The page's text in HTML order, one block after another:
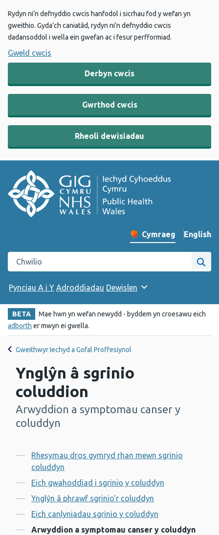
Rydyn ni’n defnyddio cwcis hanfodol i sicrhau fod y wefan yn
gweithio. Gyda’ch caniatâd, rydyn ni’n defnyddio cwcis
dadansoddol i wella ein gwefan ac i fesur perfformiad.
Gweld cwcis
Derbyn cwcis
Gwrthod cwcis
Rheoli dewisiadau
Newid iaith y wefan
Cymraeg English
–
Chwilio gwefan Iechyd Cyhoeddus Cymru
Pynciau A i Y Adroddiadau Dewislen
BETA
Mae hwn yn wefan newydd - byddem yn croesawu eich
adborth er mwyn ei gwella.
Gweithwyr Iechyd a Gofal Proffesiynol
Ynglŷn â sgrinio
coluddion
-
Arwyddion a symptomau canser y
coluddyn
Cynnwys
Rhesymau dros gymryd rhan mewn sgrinio
coluddyn
Eich gwahoddiad i sgrinio y coluddyn
Ynglŷn â phrawf sgrinio'r coluddyn
Eich canlyniadau sgrinio y coluddyn
Arwyddion a symptomau canser y coluddyn